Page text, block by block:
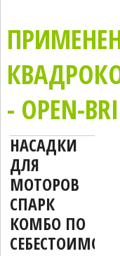
- OPEN-
НАСАДКИ
ДЛЯ
МОТОРОВ
СПАРК
КОМБО ПО
СЕБЕСТОИМОСТИ